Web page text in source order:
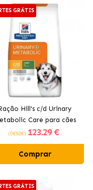
GRÁTIS
Hill's c/d Urinary
Care para cães
(DESDE) 123.29 €
Comprar
GRÁTIS